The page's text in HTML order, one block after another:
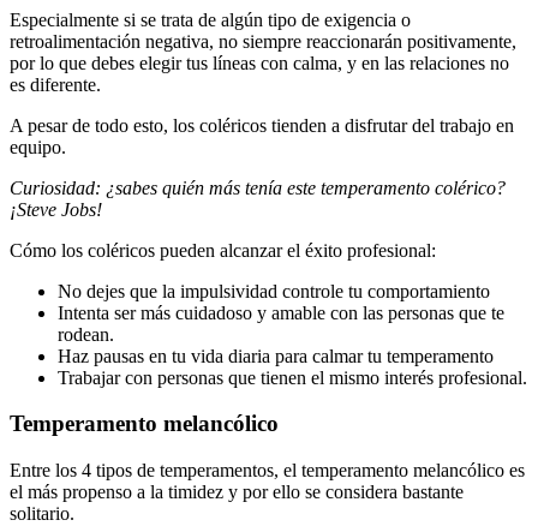
Especialmente si se trata de algún tipo de exigencia o
retroalimentación negativa, no siempre reaccionarán positivamente,
por lo que debes elegir tus líneas con calma, y ​​en las relaciones no
es diferente.
A pesar de todo esto, los coléricos tienden a disfrutar del trabajo en
equipo.
Curiosidad: ¿sabes quién más tenía este temperamento colérico?
¡Steve Jobs!
Cómo los coléricos pueden alcanzar el éxito profesional:
No dejes que la impulsividad controle tu comportamiento
Intenta ser más cuidadoso y amable con las personas que te
rodean.
Haz pausas en tu vida diaria para calmar tu temperamento
Trabajar con personas que tienen el mismo interés profesional.
Temperamento melancólico
Entre los 4 tipos de temperamentos, el temperamento melancólico es
el más propenso a la timidez y por ello se considera bastante
solitario.